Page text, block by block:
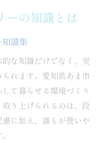
ーの知識とは
識集
な知識だけでなく、実
れます。愛知県あま市
て暮らせる環境づくり
り上げられるのは、段
に加え、誰もが使いや